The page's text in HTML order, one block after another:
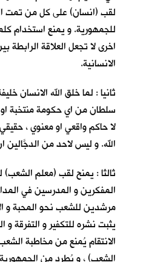
لقب (انسان) على كل من تمت
للجمهورية. و يمنع استخدام
اخرى لا تجعل العلاقة الرابطة
الانسانية.
ثانيا : لما خلق الله الانسان
سلطان من اي حكومة منتخبة
لا حاكم واقعي او معنوي ،
الله. و ليس لاحد من الدجَّالين
ثالثا : يمنح لقب (معلم
المفكرين و المدرسين في
مرشدين للشعب نحو المحبة و
يثبت نشره للتكفير و التفرقة
الانتقام يُمنع من مخاطبة